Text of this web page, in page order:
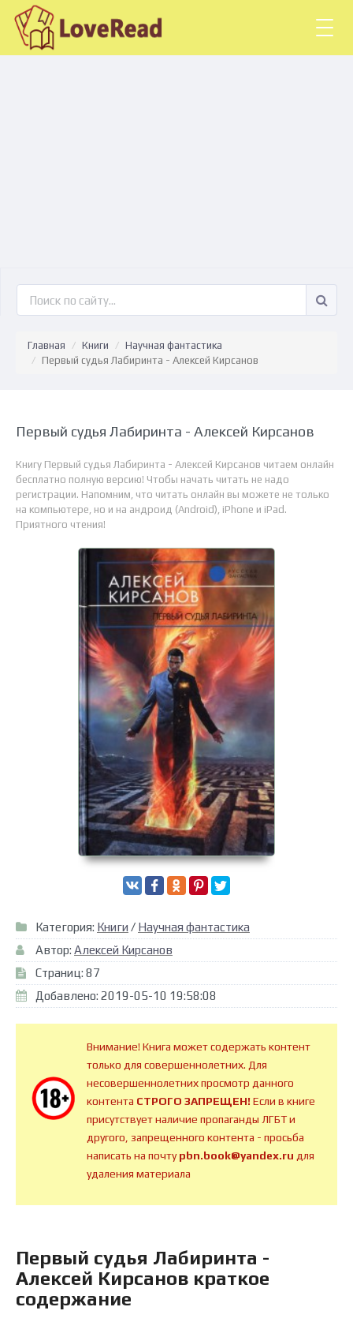
Главная Книги
Научная фантастика
Первый судья Лабиринта - Алексей Кирсанов
Первый судья Лабиринта - Алексей Кирсанов
Книгу Первый судья Лабиринта - Алексей Кирсанов читаем онлайн
бесплатно полную версию! Чтобы начать читать не надо
регистрации. Напомним, что читать онлайн вы можете не только
на компьютере, но и на андроид (Android), iPhone и iPad.
Приятного чтения!
Категория: Книги / Научная фантастика
Автор: Алексей Кирсанов
Страниц: 87
Добавлено: 2019-05-10 19:58:08
Внимание! Книга может содержать контент
только для совершеннолетних. Для
несовершеннолетних просмотр данного
контента СТРОГО ЗАПРЕЩЕН!Если в книге
присутствует наличие пропаганды ЛГБТ и
другого, запрещенного контента - просьба
написать на почтуpbn.book@yandex.ru для
удаления материала
Первый судья Лабиринта -
Алексей Кирсанов краткое
содержание